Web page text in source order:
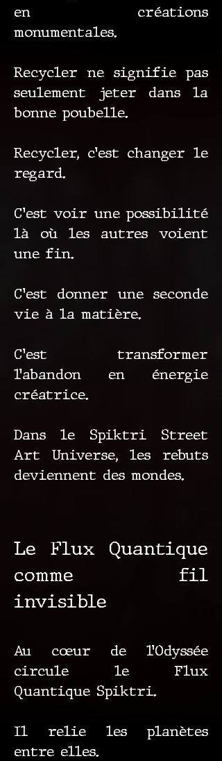
en créations
monumentales.
Recycler ne signifie pas
seulement jeter dans la
bonne poubelle.
Recycler, c’est changer le
regard.
C’est voir une possibilité
là où les autres voient
une fin.
C’est donner une seconde
vie à la matière.
C’est transformer
l’abandon en énergie
créatrice.
Dans le Spiktri Street
Art Universe, les rebuts
deviennent des mondes.
Le Flux Quantique
comme fil
invisible
Au cœur de l’Odyssée
circule le Flux
Quantique Spiktri.
Il relie les planètes
entre elles.